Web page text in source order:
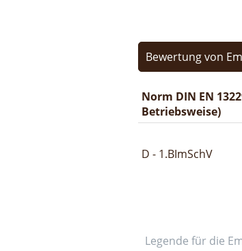
Bewertung von
Norm DIN EN
Betriebsweise)
D - 1.BImSchV
Legende für die